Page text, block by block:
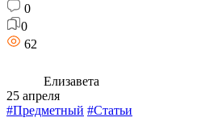
0
0
62
Елизавета
25 апреля
#Предметный #Статьи